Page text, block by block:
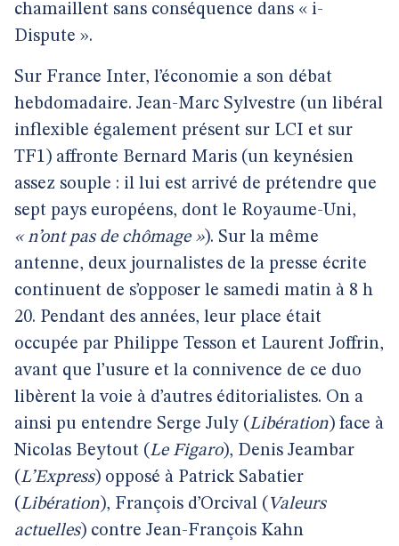
chamaillent sans conséquence dans « i-
Dispute ».
Sur France Inter, l’économie a son débat
hebdomadaire. Jean-Marc Sylvestre (un libéral
inflexible également présent sur LCI et sur
TF1) affronte Bernard Maris (un keynésien
assez souple : il lui est arrivé de prétendre que
sept pays européens, dont le Royaume-Uni,
« n’ont pas de chômage »). Sur la même
antenne, deux journalistes de la presse écrite
continuent de s’opposer le samedi matin à 8 h
20. Pendant des années, leur place était
occupée par Philippe Tesson et Laurent Joffrin,
avant que l’usure et la connivence de ce duo
libèrent la voie à d’autres éditorialistes. On a
ainsi pu entendre Serge July (Libération) face à
Nicolas Beytout (Le Figaro), Denis Jeambar
(L’Express) opposé à Patrick Sabatier
(Libération), François d’Orcival ( Valeurs
actuelles) contre Jean-François Kahn